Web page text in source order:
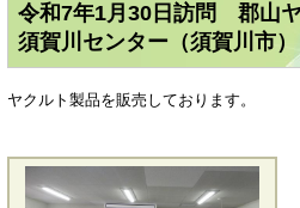
令和7年1月30日訪問 郡山
須賀川センター（須賀川市）
ヤクルト製品を販売しております。